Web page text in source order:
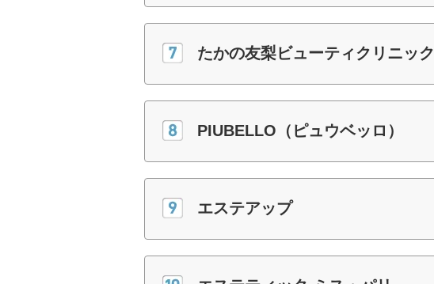
たかの友梨ビューティクリニック
PIUBELLO（ピュウベッロ）
エステアップ